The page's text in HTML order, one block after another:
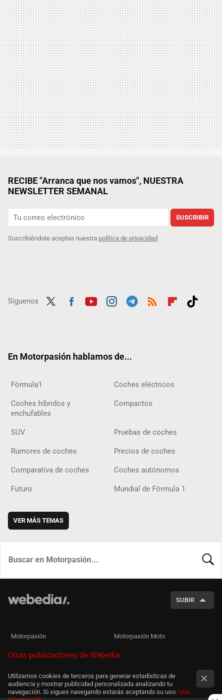
RECIBE "Arranca que nos vamos", NUESTRA
NEWSLETTER SEMANAL
SUSCRIBIR
Suscribiéndote aceptas nuestra política de privacidad
Síguenos
En Motorpasión hablamos de...
Fórmula1 Coches eléctricos
Coches híbridos y
enchufables
Compactos
SUV Pruebas de coches
Rumores de coches Precios de coches
Comparativa de coches Coches autónomos
Futuro Mundial de Fórmula 1
VER MÁS TEMAS
SUBIR
Motorpasión Motorpasión Moto
Otras publicaciones de Webedia
Utilizamos cookies de terceros para generar estadísticas de
audiencia y mostrar publicidad personalizada analizando tu
navegación. Si sigues navegando estarás aceptando su uso. Más